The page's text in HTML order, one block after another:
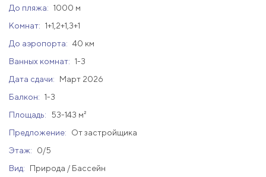
До пляжа: 1000 м
Комнат: 1+1,2+1,3+1
До аэропорта: 40 км
Ванных комнат: 1-3
Дата сдачи:
Март 2026
Балкон: 1-3
Площадь:
53-143 м²
Предложение:
От застройщика
Этаж:
0/5
Вид:
Природа / Бассейн